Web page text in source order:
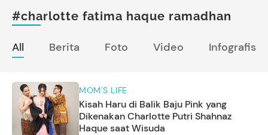
#charlotte fatima haque ramadhan
All Berita Foto Video Infografis
MOM'S LIFE
Kisah Haru di Balik Baju Pink yang
Dikenakan Charlotte Putri Shahnaz
Haque saat Wisuda